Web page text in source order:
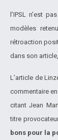
l’IPSL n’est
modèles
rétroaction
dans son
L’article de
commentaire
citant Jean
titre
bons pour la